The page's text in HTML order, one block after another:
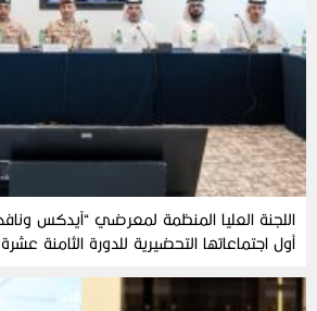
أول اجتماعاتها التحضيرية للدورة الثامنة عشرة